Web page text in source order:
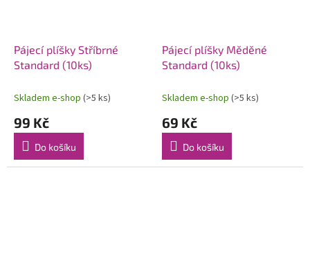
Pájecí plíšky Stříbrné
Standard (10ks)
Skladem e-shop (>5 ks)
99 Kč
Do košíku
Pájecí plíšky Měděné
Standard (10ks)
Skladem e-shop (>5 ks)
69 Kč
Do košíku